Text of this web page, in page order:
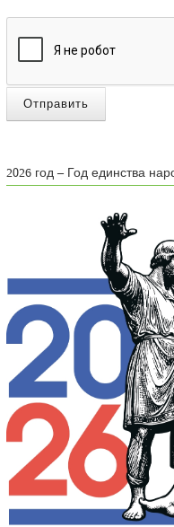
Отправить
2026 год – Год единства